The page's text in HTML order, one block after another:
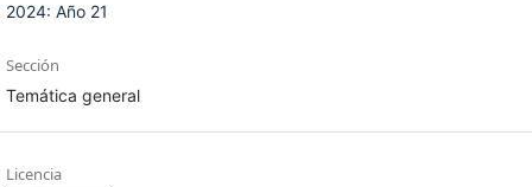
2024: Año 21
Sección
Temática general
Licencia